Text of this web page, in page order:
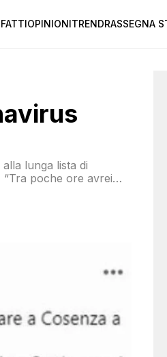
FATTIOPINIONITRENDRASSEGNA
lunga lista di
“Tra poche ore avrei